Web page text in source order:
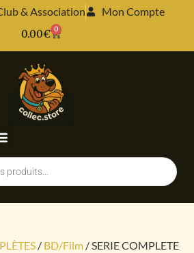
& Association
Mon Compte
0.00€ 0
/ BD/Film / SERIE COMPLETE